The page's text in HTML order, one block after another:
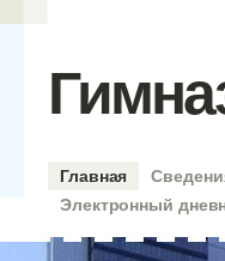
Главная
Электронный